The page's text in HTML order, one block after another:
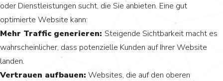
oder Dienstleistungen sucht, die Sie anbieten. Eine gut
optimierte Website kann:
Mehr Traffic generieren: Steigende Sichtbarkeit macht es
wahrscheinlicher, dass potenzielle Kunden auf Ihrer Website
landen.
Vertrauen aufbauen: Websites, die auf den oberen